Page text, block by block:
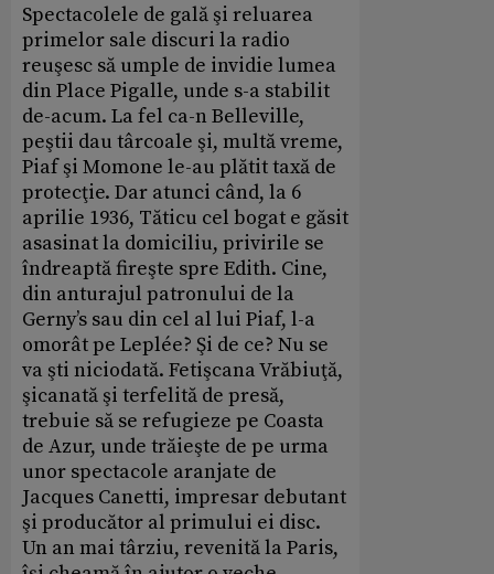
Spectacolele de gală şi reluarea
primelor sale discuri la radio
reuşesc să umple de invidie lumea
din Place Pigalle, unde s-a stabilit
de-acum. La fel ca-n Belleville,
peştii dau târcoale şi, multă vreme,
Piaf şi Momone le-au plătit taxă de
protecţie. Dar atunci când, la 6
aprilie 1936, Tăticu cel bogat e găsit
asasinat la domiciliu, privirile se
îndreaptă fireşte spre Edith. Cine,
din anturajul patronului de la
Gerny’s sau din cel al lui Piaf, l-a
omorât pe Leplée? Şi de ce? Nu se
va şti niciodată. Fetişcana Vrăbiuţă,
şicanată şi terfelită de presă,
trebuie să se refugieze pe Coasta
de Azur, unde trăieşte de pe urma
unor spectacole aranjate de
Jacques Canetti, impresar debutant
şi producător al primului ei disc.
Un an mai târziu, revenită la Paris,